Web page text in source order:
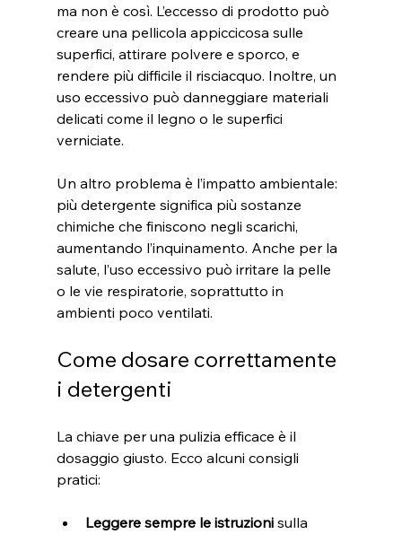
ma non è così. L’eccesso di prodotto può
creare una pellicola appiccicosa sulle
superfici, attirare polvere e sporco, e
rendere più difficile il risciacquo. Inoltre, un
uso eccessivo può danneggiare materiali
delicati come il legno o le superfici
verniciate.
Un altro problema è l’impatto ambientale:
più detergente significa più sostanze
chimiche che finiscono negli scarichi,
aumentando l’inquinamento. Anche per la
salute, l’uso eccessivo può irritare la pelle
o le vie respiratorie, soprattutto in
ambienti poco ventilati.
Come dosare correttamente
i detergenti
La chiave per una pulizia efficace è il
dosaggio giusto. Ecco alcuni consigli
pratici:
Leggere sempre le istruzioni sulla